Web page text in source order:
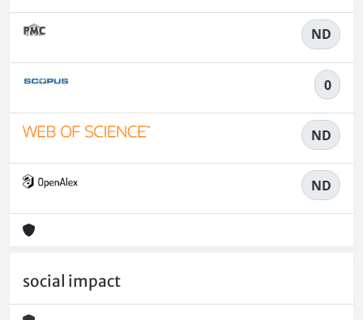
ND
0
ND
ND
social impact